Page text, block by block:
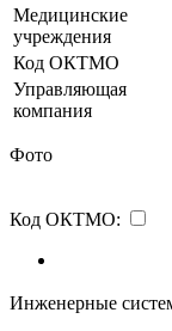
Медицинские
учреждения
Код ОКТМО
Управляющая
компания
Фото
Код ОКТМО:
Инженерные